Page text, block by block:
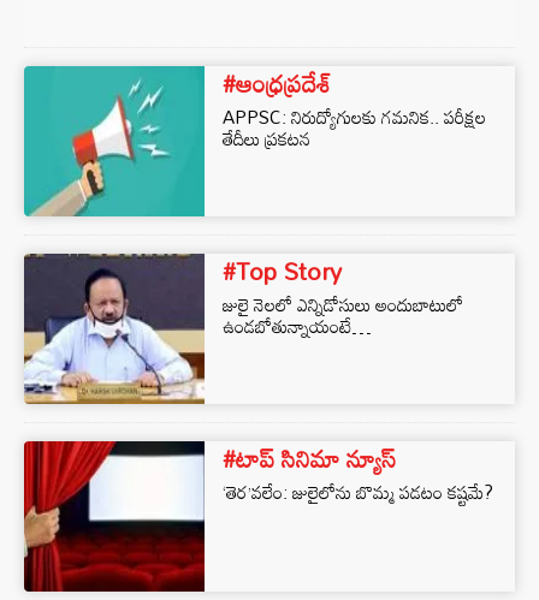
#ఆంధ్రప్రదేశ్
APPSC: నిరుద్యోగులకు గమనిక.. పరీక్షల
తేదీలు ప్రకటన
#Top Story
జులై నెల‌లో ఎన్నిడోసులు అందుబాటులో
ఉండ‌బోతున్నాయంటే…
#టాప్ సినిమా న్యూస్
‘తెర’వలేం: జులైలోను బొమ్మ పడటం కష్టమే?